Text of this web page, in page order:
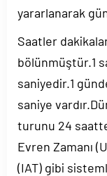
yararlanarak
Saatler
bölünmüştür.1
saniyedir.1
saniye
turunu 24
Evren Zamanı
(IAT) gibi